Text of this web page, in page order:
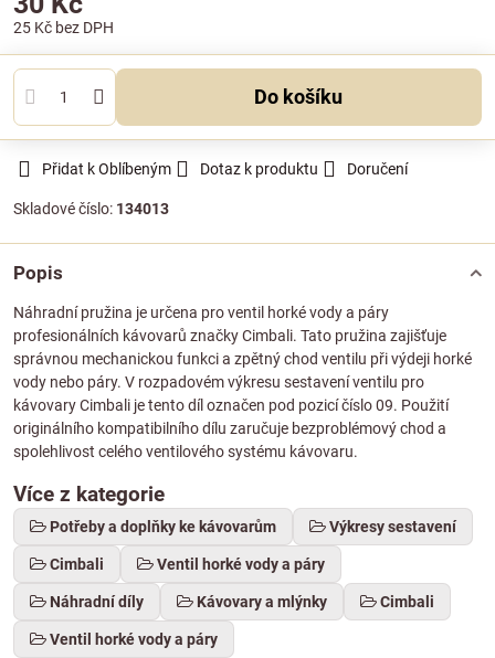
25 Kč bez DPH
Do košíku
Přidat k Oblíbeným Dotaz k produktu Doručení
Skladové číslo: 134013
Popis
Náhradní pružina je určena pro ventil horké vody a páry
profesionálních kávovarů značky Cimbali. Tato pružina zajišťuje
správnou mechanickou funkci a zpětný chod ventilu při výdeji horké
vody nebo páry. V rozpadovém výkresu sestavení ventilu pro
kávovary Cimbali je tento díl označen pod pozicí číslo 09. Použití
originálního kompatibilního dílu zaručuje bezproblémový chod a
spolehlivost celého ventilového systému kávovaru.
Více z kategorie
Potřeby a doplňky ke kávovarům Výkresy sestavení
Cimbali Ventil horké vody a páry
Náhradní díly Kávovary a mlýnky Cimbali
Ventil horké vody a páry